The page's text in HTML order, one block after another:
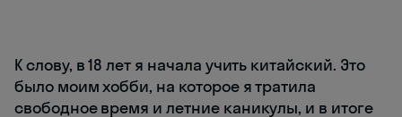
К слову, в 18 лет я начала учить китайский. Это
было моим хобби, на которое я тратила
свободное время и летние каникулы, и в итоге